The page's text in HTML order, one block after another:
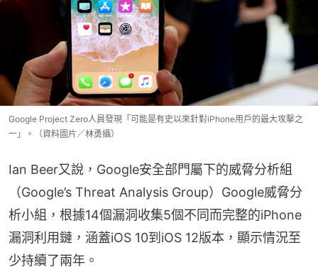
Google Project Zero人員發現「可能是有史以來針對iPhone用戶的最大攻擊之
一」。（資料圖片／林勇攝）
Ian Beer又說，Google安全部門屬下的威脅分析組
（Google’s Threat Analysis Group）Google威脅分
析小組，根據14個漏洞收集5個不同而完整的iPhone
漏洞利用鏈，涵蓋iOS 10到iOS 12版本，顯示情況至
少持續了兩年。